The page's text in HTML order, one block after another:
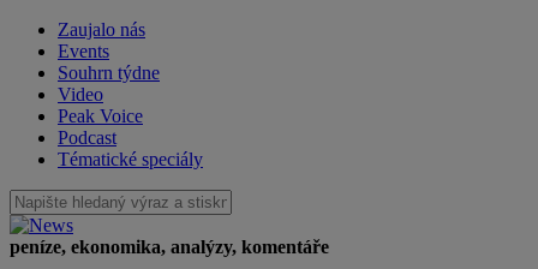
Zaujalo nás
Events
Souhrn týdne
Video
Peak Voice
Podcast
Tématické speciály
peníze, ekonomika, analýzy, komentáře